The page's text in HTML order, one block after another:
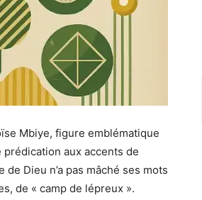
Mbiye, figure emblématique
prédication aux accents de
Dieu n’a pas mâché ses mots
de « camp de lépreux ».